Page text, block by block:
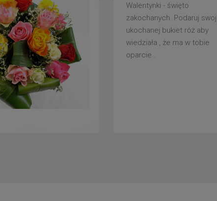
Walentynki - święto
zakochanych. Podaruj
ukochanej bukiet róż aby
wiedziała , że ma w tobie
oparcie .